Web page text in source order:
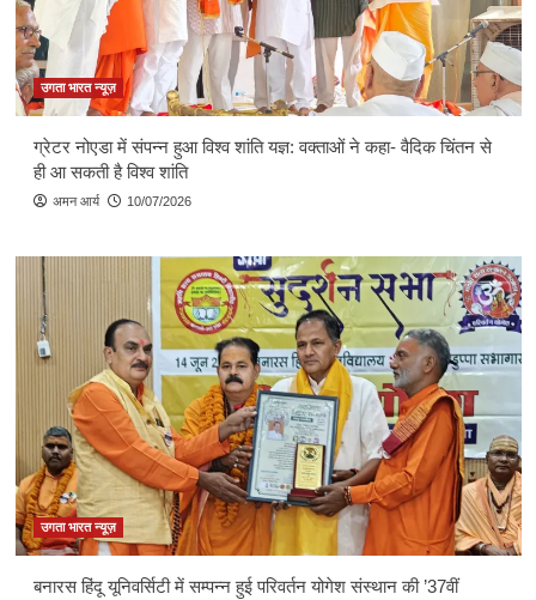
उगता भारत न्यूज़
ग्रेटर नोएडा में संपन्न हुआ विश्व शांति यज्ञ: वक्ताओं ने कहा- वैदिक चिंतन से
ही आ सकती है विश्व शांति
अमन आर्य 10/07/2026
उगता भारत न्यूज़
बनारस हिंदू यूनिवर्सिटी में सम्पन्न हुई परिवर्तन योगेश संस्थान की ’37वीं